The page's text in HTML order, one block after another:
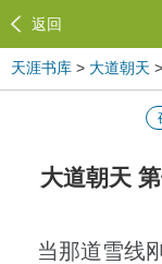
返回
天涯书库 > 大道朝天
大道朝天
当那道雪线刚